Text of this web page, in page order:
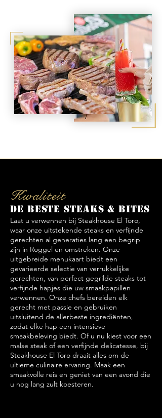
Kwaliteit
De beste steaks & bites
Laat u verwennen bij Steakhouse El Toro,
waar onze uitstekende steaks en verfijnde
gerechten al generaties lang een begrip
zijn in Roggel en omstreken. Onze
uitgebreide menukaart biedt een
gevarieerde selectie van verrukkelijke
gerechten, van perfect gegrilde steaks tot
verfijnde hapjes die uw smaakpapillen
verwennen. Onze chefs bereiden elk
gerecht met passie en gebruiken
uitsluitend de allerbeste ingrediënten,
zodat elke hap een intensieve
smaakbeleving biedt. Of u nu kiest voor een
malse steak of een verfijnde delicatesse, bij
Steakhouse El Toro draait alles om de
ultieme culinaire ervaring. Maak een
smaakvolle reis en geniet van een avond die
u nog lang zult koesteren.